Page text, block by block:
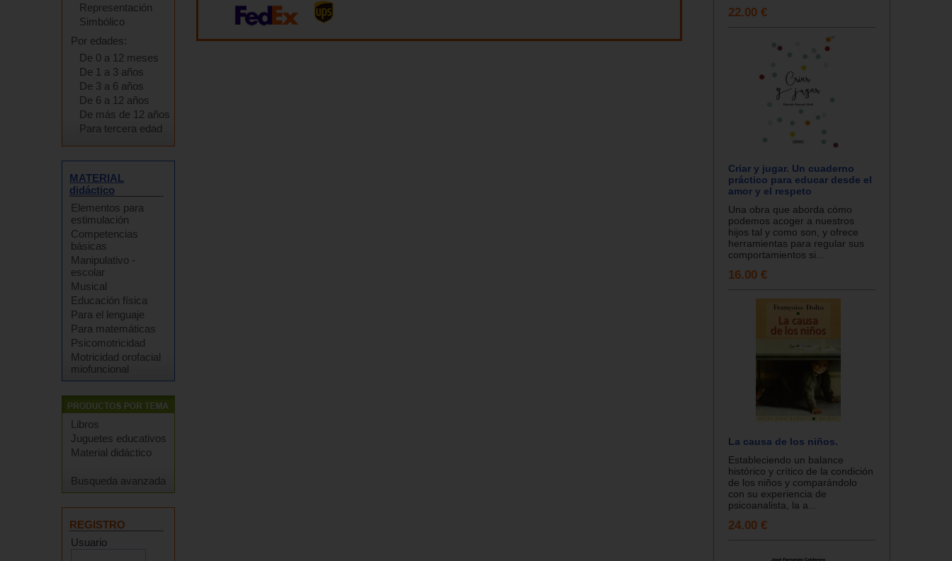
Representación
Simbólico
Por edades:
De 0 a 12 meses
De 1 a 3 años
De 3 a 6 años
De 6 a 12 años
De más de 12 años
Para tercera edad
MATERIAL
didáctico
Elementos para
estimulación
Competencias
básicas
Manipulativo -
escolar
Musical
Educación física
Para el lenguaje
Para matemáticas
Psicomotricidad
Motricidad orofacial
miofuncional
Libros
Juguetes educativos
Material didáctico
Busqueda avanzada
REGISTRO
Usuario
22.00 €
Criar y jugar. Un cuaderno
práctico para educar desde el
amor y el respeto
Una obra que aborda cómo
podemos acoger a nuestros
hijos tal y como son, y ofrece
herramientas para regular sus
comportamientos si...
16.00 €
La causa de los niños.
Estableciendo un balance
histórico y crítico de la condición
de los niños y comparándolo
con su experiencia de
psicoanalista, la a...
24.00 €